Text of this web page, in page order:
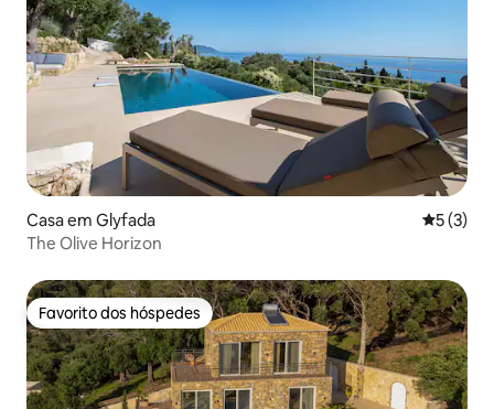
Casa em Glyfada
5 (3)
The Olive Horizon
Favorito dos hóspedes
Favorito dos hóspedes